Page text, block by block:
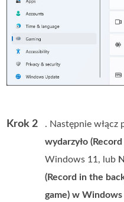
Krok 2 . Następnie włącz
wydarzyło
Windows 11, lub
(Record in the
game) w Windows